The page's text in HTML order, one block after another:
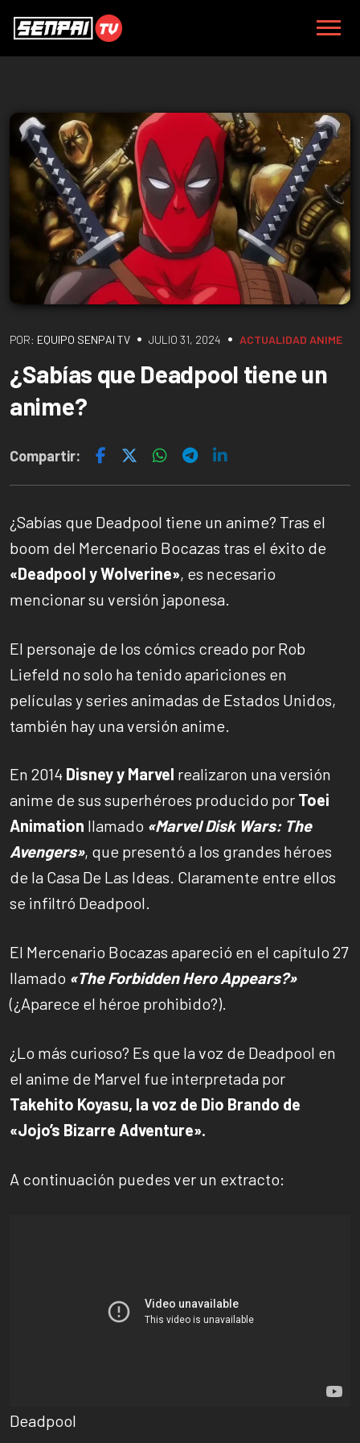
POR: EQUIPO SENPAI TV • JULIO 31, 2024 • ACTUALIDAD ANIME
¿Sabías que Deadpool tiene un
anime?
Compartir:
¿Sabías que Deadpool tiene un anime? Tras el
boom del Mercenario Bocazas tras el éxito de
«Deadpool y Wolverine», es necesario
mencionar su versión japonesa.
El personaje de los cómics creado por Rob
Liefeld no solo ha tenido apariciones en
películas y series animadas de Estados Unidos,
también hay una versión anime.
En 2014 Disney y Marvel realizaron una versión
anime de sus superhéroes producido por Toei
Animation llamado «Marvel Disk Wars: The
Avengers», que presentó a los grandes héroes
de la Casa De Las Ideas. Claramente entre ellos
se infiltró Deadpool.
El Mercenario Bocazas apareció en el capítulo 27
llamado «The Forbidden Hero Appears?»
(¿Aparece el héroe prohibido?).
¿Lo más curioso? Es que la voz de Deadpool en
el anime de Marvel fue interpretada por
Takehito Koyasu, la voz de Dio Brando de
«Jojo’s Bizarre Adventure».
A continuación puedes ver un extracto:
Deadpool